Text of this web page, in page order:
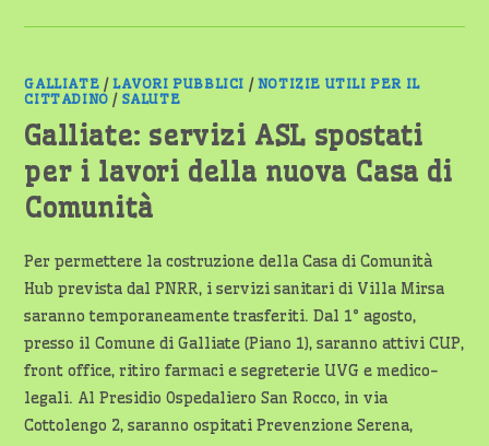
CAMPO
NUOVO
LO
SPORT
NOVARESE
GALLIATE /LAVORI PUBBLICI / NOTIZIE UTILI PER IL
CITTADINO / SALUTE
Galliate: servizi ASL spostati
per i lavori della nuova Casa di
Comunità
Per permettere la costruzione della Casa di Comunità
Hub prevista dal PNRR, i servizi sanitari di Villa Mirsa
saranno temporaneamente trasferiti. Dal 1° agosto,
presso il Comune di Galliate (Piano 1), saranno attivi CUP,
front office, ritiro farmaci e segreterie UVG e medico-
legali. Al Presidio Ospedaliero San Rocco, in via
Cottolengo 2, saranno ospitati Prevenzione Serena,